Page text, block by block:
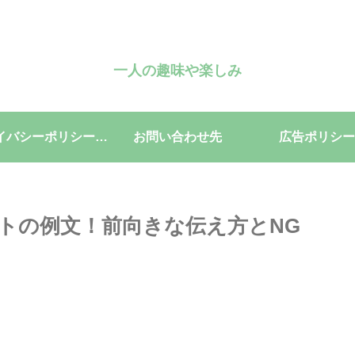
一人の趣味や楽しみ
プライバシーポリシー・免責事項 お問い合わせ先 広告ポリシー
の例文！前向きな伝え方とNG